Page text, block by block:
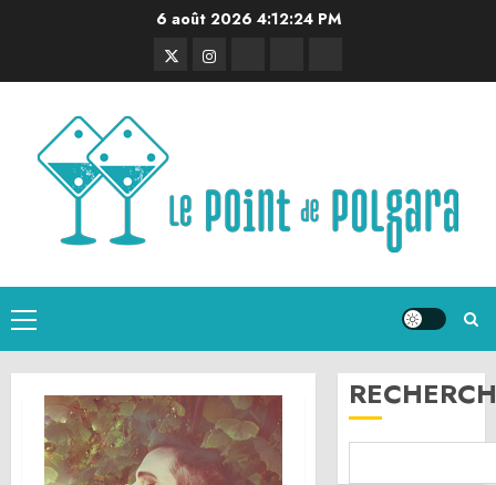
6 août 2026 4:12:25 PM
TwitterInstagram
Menu
principal